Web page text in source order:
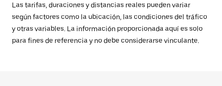
Las tarifas, duraciones y distancias reales pueden variar
según factores como la ubicación, las condiciones del tráfico
y otras variables. La información proporcionada aquí es solo
para fines de referencia y no debe considerarse vinculante.